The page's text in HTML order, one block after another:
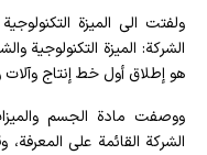
ولفتت الى الميزة
الشركة: الميزة التكنولوجية
هو إطلاق أول خط إنتاج
ووصفت مادة الجسم
الشركة القائمة على